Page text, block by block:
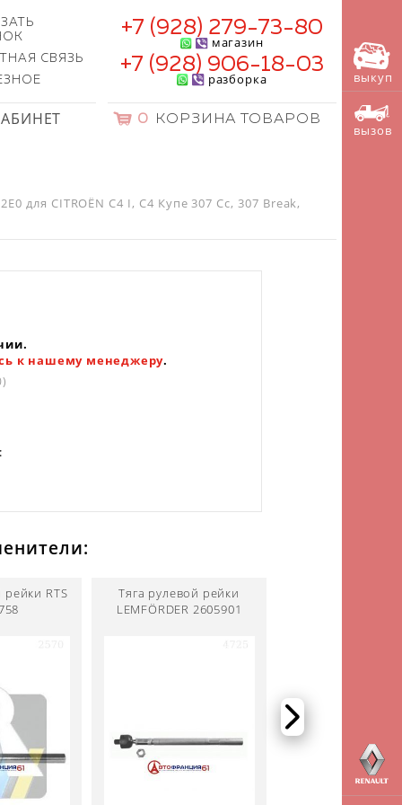
СВЯЗЬ
+7 (928) 279-73-80
магазин
+7 (928) 906-18-03
разборка
0 КОРЗИНА ТОВАРОВ
для CITROËN C4 I, C4 Купе 307 Cc, 307 Break,
к нашему менеджеру.
рейки RTS
Тяга рулевой рейки
LEMFÖRDER 2605901
выкуп
вызов